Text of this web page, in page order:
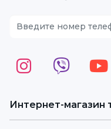
Интернет-магазин